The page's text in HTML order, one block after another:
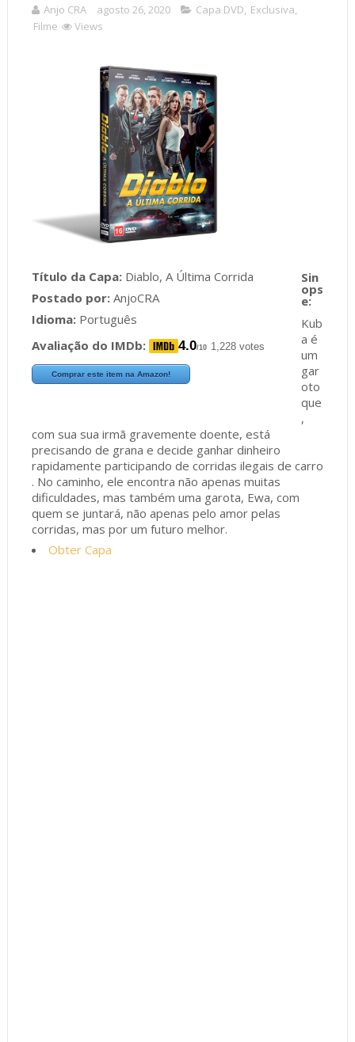
Anjo CRA agosto 26, 2020 Capa DVD, Exclusiva,
Filme
Views
Título da Capa:Diablo, A Última Corrida
Postado por:AnjoCRA
Idioma:Português
Avaliação do IMDb:
4.0/10 1,228 votes
Comprar este item na Amazon!
Kub
a é
um
gar
oto
que
,
com sua sua irmã gravemente doente, está
precisando de grana e decide ganhar dinheiro
rapidamente participando de corridas ilegais de carro
. No caminho, ele encontra não apenas muitas
dificuldades, mas também uma garota, Ewa, com
quem se juntará, não apenas pelo amor pelas
corridas, mas por um futuro melhor.
Obter Capa